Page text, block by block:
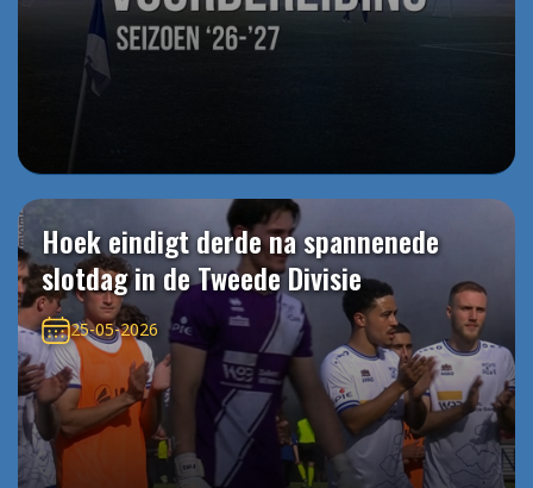
Hoek eindigt derde na spannenede
slotdag in de Tweede Divisie
25-05-2026